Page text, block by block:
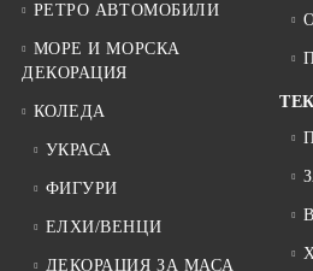
РЕТРО АВТОМОБИЛИ
МОРЕ И МОРСКА
ДЕКОРАЦИЯ
КОЛЕДА
УКРАСА
ФИГУРИ
ЕЛХИ/ВЕНЦИ
ДЕКОРАЦИЯ ЗА МАСА